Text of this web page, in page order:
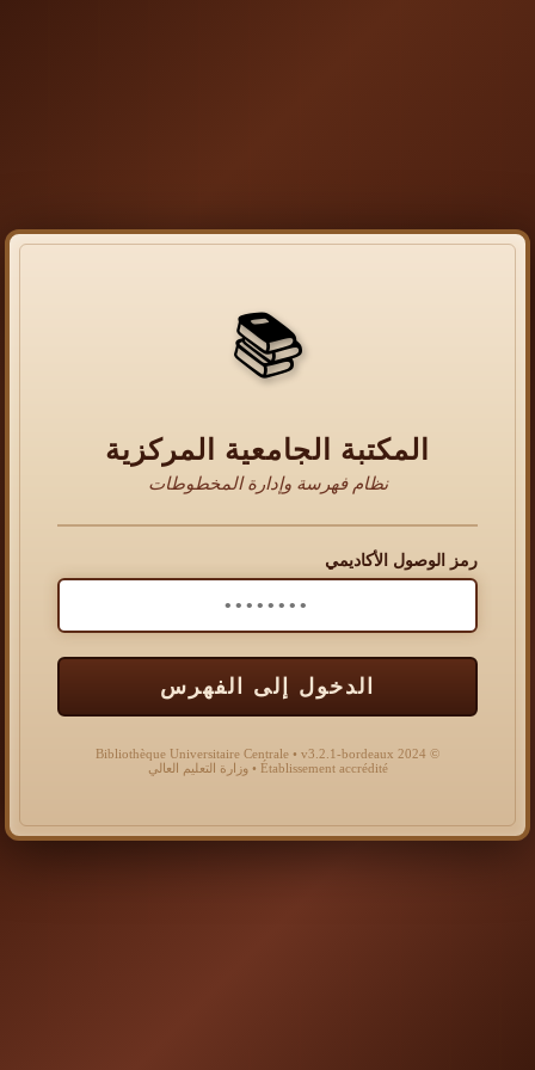
📚
المكتبة الجامعية المركزية
نظام فهرسة وإدارة المخطوطات
رمز الوصول الأكاديمي
الدخول إلى الفهرس
© 2024 Bibliothèque Universitaire Centrale • v3.2.1-bordeaux
Établissement accrédité • وزارة التعليم العالي